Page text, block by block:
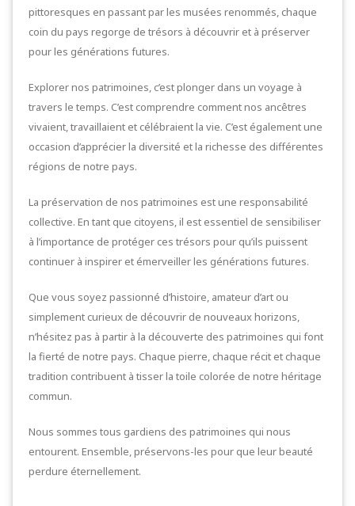
pittoresques en passant par les musées renommés, chaque
coin du pays regorge de trésors à découvrir et à préserver
pour les générations futures.
Explorer nos patrimoines, c’est plonger dans un voyage à
travers le temps. C’est comprendre comment nos ancêtres
vivaient, travaillaient et célébraient la vie. C’est également une
occasion d’apprécier la diversité et la richesse des différentes
régions de notre pays.
La préservation de nos patrimoines est une responsabilité
collective. En tant que citoyens, il est essentiel de sensibiliser
à l’importance de protéger ces trésors pour qu’ils puissent
continuer à inspirer et émerveiller les générations futures.
Que vous soyez passionné d’histoire, amateur d’art ou
simplement curieux de découvrir de nouveaux horizons,
n’hésitez pas à partir à la découverte des patrimoines qui font
la fierté de notre pays. Chaque pierre, chaque récit et chaque
tradition contribuent à tisser la toile colorée de notre héritage
commun.
Nous sommes tous gardiens des patrimoines qui nous
entourent. Ensemble, préservons-les pour que leur beauté
perdure éternellement.